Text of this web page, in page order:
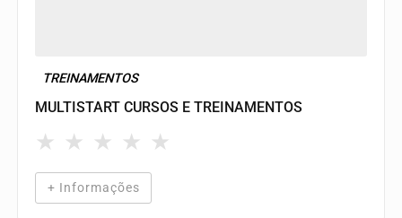
TREINAMENTOS
MULTISTART CURSOS E TREINAMENTOS
★ ★ ★ ★ ★
+ Informações